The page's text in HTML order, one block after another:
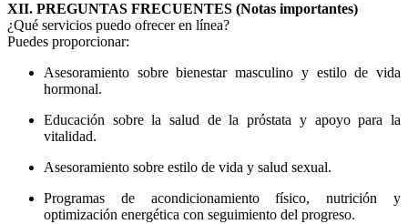
XII. PREGUNTAS FRECUENTES (Notas importantes)
¿Qué servicios puedo ofrecer en línea?
Puedes proporcionar:
Asesoramiento sobre bienestar masculino y estilo de vida
hormonal.
Educación sobre la salud de la próstata y apoyo para la
vitalidad.
Asesoramiento sobre estilo de vida y salud sexual.
Programas de acondicionamiento físico, nutrición y
optimización energética con seguimiento del progreso.